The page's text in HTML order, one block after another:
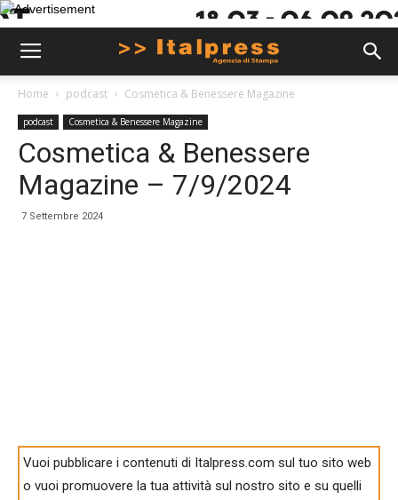
Home podcast Cosmetica & Benessere Magazine
podcast Cosmetica & Benessere Magazine
Cosmetica & Benessere
Magazine – 7/9/2024
7 Settembre 2024
Vuoi pubblicare i contenuti di Italpress.com sul tuo sito web
o vuoi promuovere la tua attività sul nostro sito e su quelli